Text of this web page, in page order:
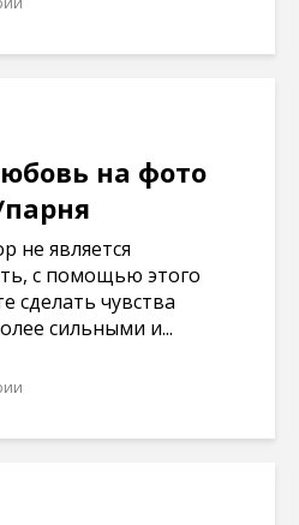
на фото
не является
с помощью этого
сделать чувства
сильными и...